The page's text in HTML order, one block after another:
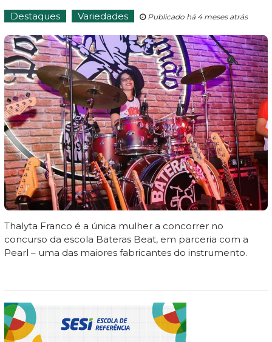
Destaques Variedades Publicado há 4 meses atrás
Thalyta Franco é a única mulher a concorrer no
concurso da escola Bateras Beat, em parceria com a
Pearl – uma das maiores fabricantes do instrumento.